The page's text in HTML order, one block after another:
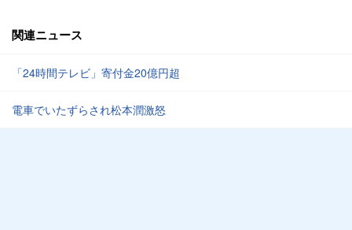
関連ニュース
「24時間テレビ」寄付金20億円超
電車でいたずらされ松本潤激怒